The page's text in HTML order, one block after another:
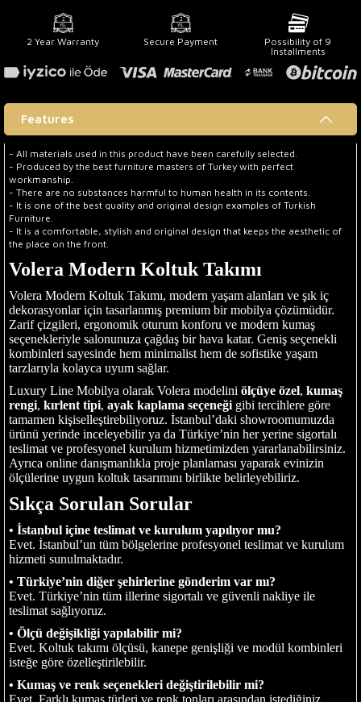
2 Year Warranty Secure Payment
Possibility of 9
Installments
Features
- All materials used in this product have been carefully selected.
- Produced by the best furniture masters of Turkey with perfect
workmanship.
- There are no substances harmful to human health in its contents.
- It is one of the best quality and original design examples of Turkish
Furniture.
- It is a comfortable, stylish and original design that keeps the aesthetic of
the place on the front.
Volera Modern Koltuk Takımı
Volera Modern Koltuk Takımı, modern yaşam alanları ve şık iç
dekorasyonlar için tasarlanmış premium bir mobilya çözümüdür.
Zarif çizgileri, ergonomik oturum konforu ve modern kumaş
seçenekleriyle salonunuza çağdaş bir hava katar. Geniş seçenekli
kombinleri sayesinde hem minimalist hem de sofistike yaşam
tarzlarıyla kolayca uyum sağlar.
Luxury Line Mobilya olarak Volera modelini ölçüye özel, kumaş
rengi, kırlent tipi, ayak kaplama seçeneği gibi tercihlere göre
tamamen kişiselleştirebiliyoruz. İstanbul’daki showroomumuzda
ürünü yerinde inceleyebilir ya da Türkiye’nin her yerine sigortalı
teslimat ve profesyonel kurulum hizmetimizden yararlanabilirsiniz.
Ayrıca online danışmanlıkla proje planlaması yaparak evinizin
ölçülerine uygun koltuk tasarımını birlikte belirleyebiliriz.
Sıkça Sorulan Sorular
• İstanbul içine teslimat ve kurulum yapılıyor mu?
Evet. İstanbul’un tüm bölgelerine profesyonel teslimat ve kurulum
hizmeti sunulmaktadır.
• Türkiye’nin diğer şehirlerine gönderim var mı?
Evet. Türkiye’nin tüm illerine sigortalı ve güvenli nakliye ile
teslimat sağlıyoruz.
• Ölçü değişikliği yapılabilir mi?
Evet. Koltuk takımı ölçüsü, kanepe genişliği ve modül kombinleri
isteğe göre özelleştirilebilir.
• Kumaş ve renk seçenekleri değiştirilebilir mi?
Evet. Farklı kumaş türleri ve renk tonları arasından istediğiniz